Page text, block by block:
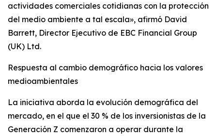
actividades comerciales cotidianas con la protección
del medio ambiente a tal escala», afirmó David
Barrett, Director Ejecutivo de EBC Financial Group
(UK) Ltd.
Respuesta al cambio demográfico hacia los valores
medioambientales
La iniciativa aborda la evolución demográfica del
mercado, en el que el 30 % de los inversionistas de la
Generación Z comenzaron a operar durante la